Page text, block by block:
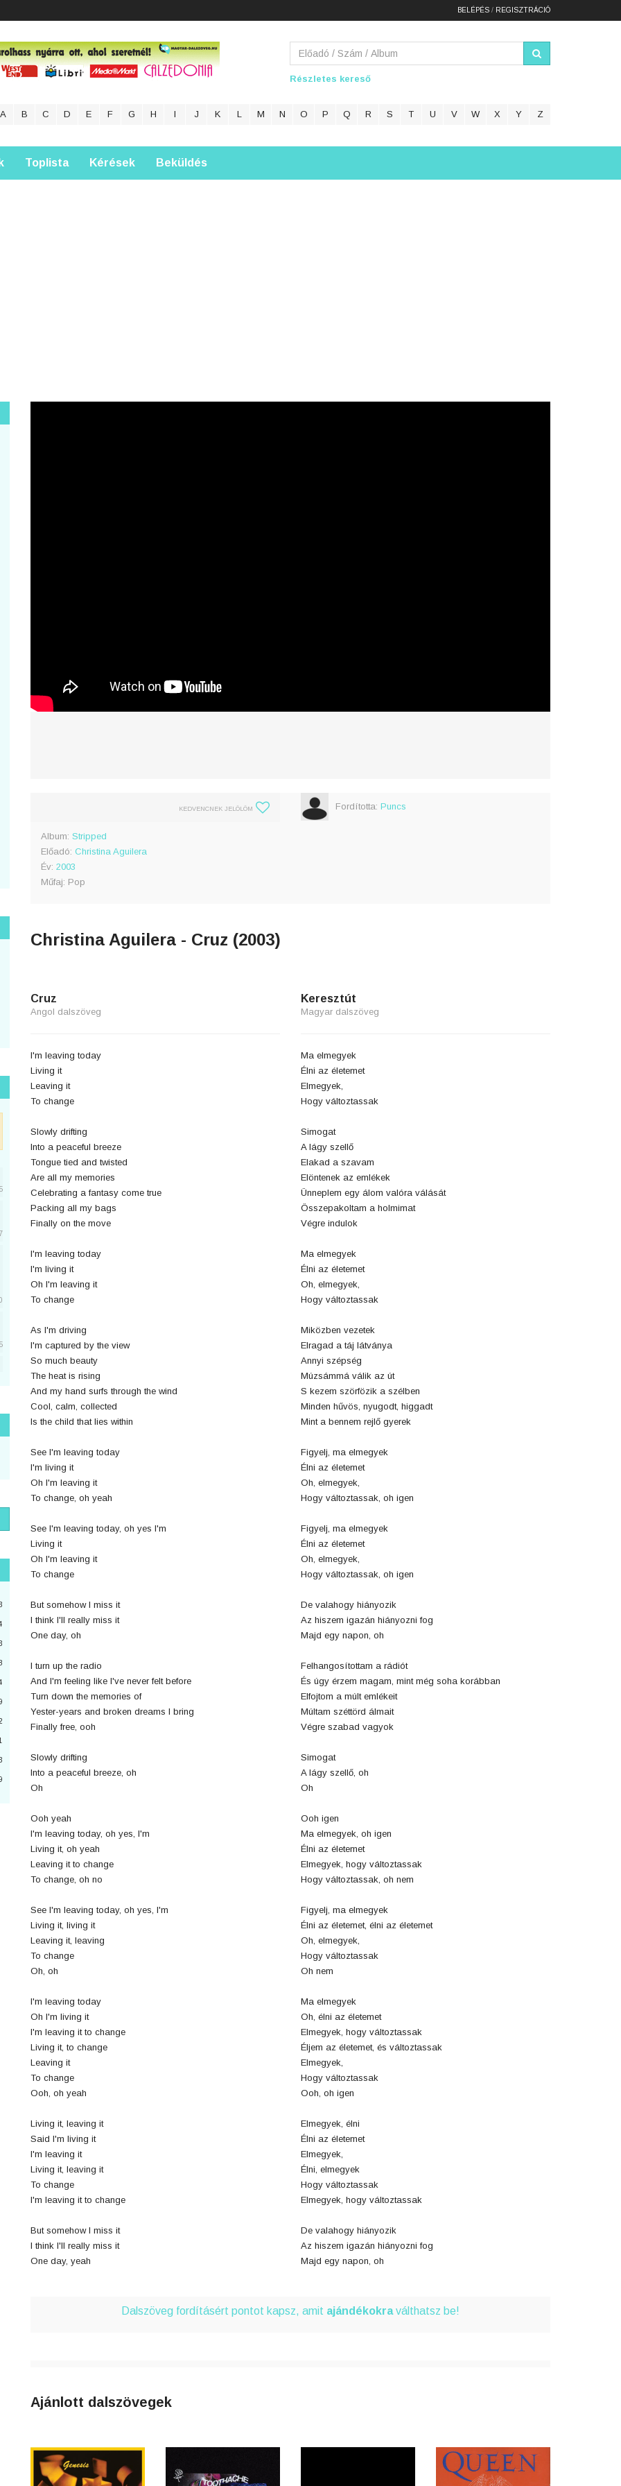
BELÉPÉS / REGISZTRÁCIÓ
Részletes kereső
A B C D E F G H I J K L M N O P Q R S T U V W X Y Z
Toplista Kérések Beküldés
KEDVENCNEK JELÖLÖM
Album: Stripped
Előadó: Christina Aguilera
Év: 2003
Műfaj: Pop
Fordította: Puncs
Christina Aguilera - Cruz (2003)
Cruz
Angol dalszöveg
I'm leaving today
Living it
Leaving it
To change
Slowly drifting
Into a peaceful breeze
Tongue tied and twisted
Are all my memories
Celebrating a fantasy come true
Packing all my bags
Finally on the move
I'm leaving today
I'm living it
Oh I'm leaving it
To change
As I'm driving
I'm captured by the view
So much beauty
The heat is rising
And my hand surfs through the wind
Cool, calm, collected
Is the child that lies within
See I'm leaving today
I'm living it
Oh I'm leaving it
To change, oh yeah
See I'm leaving today, oh yes I'm
Living it
Oh I'm leaving it
To change
But somehow I miss it
I think I'll really miss it
One day, oh
I turn up the radio
And I'm feeling like I've never felt before
Turn down the memories of
Yester-years and broken dreams I bring
Finally free, ooh
Slowly drifting
Into a peaceful breeze, oh
Oh
Ooh yeah
I'm leaving today, oh yes, I'm
Living it, oh yeah
Leaving it to change
To change, oh no
See I'm leaving today, oh yes, I'm
Living it, living it
Leaving it, leaving
To change
Oh, oh
I'm leaving today
Oh I'm living it
I'm leaving it to change
Living it, to change
Leaving it
To change
Ooh, oh yeah
Living it, leaving it
Said I'm living it
I'm leaving it
Living it, leaving it
To change
I'm leaving it to change
But somehow I miss it
I think I'll really miss it
One day, yeah
Keresztút
Magyar dalszöveg
Ma elmegyek
Élni az életemet
Elmegyek,
Hogy változtassak
Simogat
A lágy szellő
Elakad a szavam
Elöntenek az emlékek
Ünneplem egy álom valóra válását
Összepakoltam a holmimat
Végre indulok
Ma elmegyek
Élni az életemet
Oh, elmegyek,
Hogy változtassak
Miközben vezetek
Elragad a táj látványa
Annyi szépség
Múzsámmá válik az út
S kezem szörfözik a szélben
Minden hűvös, nyugodt, higgadt
Mint a bennem rejlő gyerek
Figyelj, ma elmegyek
Élni az életemet
Oh, elmegyek,
Hogy változtassak, oh igen
Figyelj, ma elmegyek
Élni az életemet
Oh, elmegyek,
Hogy változtassak, oh igen
De valahogy hiányozik
Az hiszem igazán hiányozni fog
Majd egy napon, oh
Felhangosítottam a rádiót
És úgy érzem magam, mint még soha korábban
Elfojtom a múlt emlékeit
Múltam széttörd álmait
Végre szabad vagyok
Simogat
A lágy szellő, oh
Oh
Ooh igen
Ma elmegyek, oh igen
Élni az életemet
Elmegyek, hogy változtassak
Hogy változtassak, oh nem
Figyelj, ma elmegyek
Élni az életemet, élni az életemet
Oh, elmegyek,
Hogy változtassak
Oh nem
Ma elmegyek
Oh, élni az életemet
Elmegyek, hogy változtassak
Éljem az életemet, és változtassak
Elmegyek,
Hogy változtassak
Ooh, oh igen
Elmegyek, élni
Élni az életemet
Elmegyek,
Élni, elmegyek
Hogy változtassak
Elmegyek, hogy változtassak
De valahogy hiányozik
Az hiszem igazán hiányozni fog
Majd egy napon, oh
Dalszöveg fordításért pontot kapsz, amit ajándékokraválthatsz be!
Ajánlott dalszövegek